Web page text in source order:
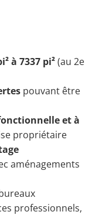
à 7337 pi²(au 2e
pouvant être
et à
propriétaire
aménagements
professionnels,